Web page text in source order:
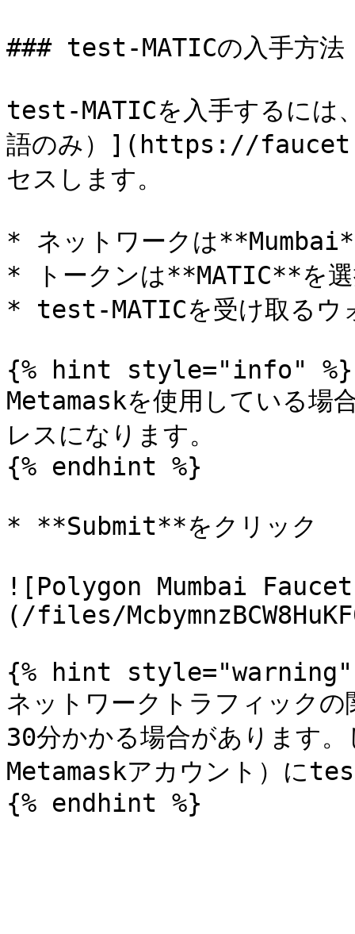
### test-MATICの入手方法
test-MATICを入手するに
語のみ）](https://
セスします。
* ネットワークは
* トークンは**MATIC**を
* test-MATICを受け取るウ
{% hint style="info" %}
Metamaskを使用している場
レスになります。
{% endhint %}
* **Submit**をクリック
![Polygon Mumbai
(/files/
{% hint style="warning"
ネットワークトラフィック
30分かかる場合があります
Metamaskアカウント）に